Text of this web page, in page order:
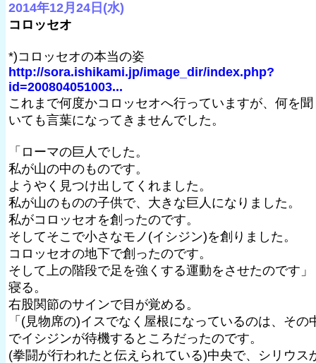
2014年12月24日(水)
コロッセオ
*)コロッセオの本当の姿
http://sora.ishikami.jp/image_dir/index.php?
id=200804051003...
これまで何度かコロッセオへ行っていますが、何を聞
いても言葉になってきませんでした。
「ローマの巨人でした。
私が山の中のものです。
ようやく見つけ出してくれました。
私が山のものの子供で、大きな巨人になりました。
私がコロッセオを創ったのです。
そしてそこで小さなモノ(イシジン)を創りました。
コロッセオの地下で創ったのです。
そして上の階段で足を強くする運動をさせたのです」
寝る。
右股関節のサインで目が覚める。
「(見物席の)イスでなく屋根になっているのは、その
でイシジンが待機するところだったのです。
(拳闘が行われたと伝えられている)中央で、シリウス